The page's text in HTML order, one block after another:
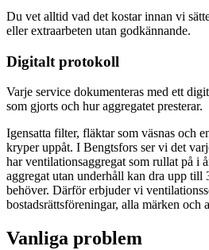
Du vet alltid vad det kostar innan vi
eller extraarbeten utan godkännande.
Digitalt protokoll
Varje service dokumenteras med ett
som gjorts och hur aggregatet presterar.
Igensatta filter, fläktar som väsnas och
kryper uppåt. I Bengtsfors ser vi det
har ventilationsaggregat som rullat på i
aggregat utan underhåll kan dra upp till
behöver. Därför erbjuder vi
bostadsrättsföreningar, alla märken och
Vanliga problem